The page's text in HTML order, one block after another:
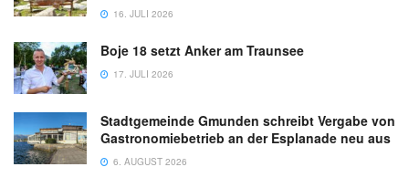
16. JULI 2026
Boje 18 setzt Anker am Traunsee
17. JULI 2026
Stadtgemeinde Gmunden schreibt Vergabe von
Gastronomiebetrieb an der Esplanade neu aus
6. AUGUST 2026